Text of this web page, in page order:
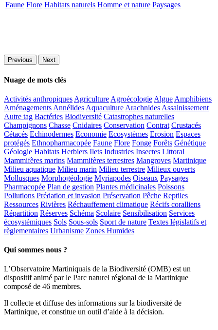
Faune Flore Habitats naturels Homme et nature Paysages
Previous Next
Nuage de mots clés
Activités anthropiques Agriculture Agroécologie Algue Amphibiens
Aménagements Annélides Aquaculture Arachnides Assainissement
Autre tag Bactéries Biodiversité Catastrophes naturelles
Champignons Chasse Cnidaires Conservation Contrat Crustacés
Cétacés Echinodermes Economie Ecosystèmes Erosion Espaces
protégés Ethnopharmacopée Faune Flore Fonge Forêts Génétique
Géologie Habitats Herbiers Ilets Industries Insectes Littoral
Mammifères marins Mammifères terrestres Mangroves Martinique
Milieu aquatique Milieu marin Milieu terrestre Milieux ouverts
Mollusques Morphogéologie Myriapodes Oiseaux Paysages
Pharmacopée Plan de gestion Plantes médicinales Poissons
Pollutions Prédation et invasion Préservation Pêche Reptiles
Ressources Rivières Réchauffement climatique Récifs coralliens
Répartition Réserves Schéma Scolaire Sensibilisation Services
écosystémiques Sols Sous-sols Sport de nature Textes législatifs et
règlementaires Urbanisme Zones Humides
Qui sommes nous ?
L’Observatoire Martiniquais de la Biodiversité (OMB) est un
dispositif animé par le Parc naturel régional de la Martinique
composé de 46 membres.
Il collecte et diffuse des informations sur la biodiversité de
Martinique, et constitue un outil d’aide à la décision.